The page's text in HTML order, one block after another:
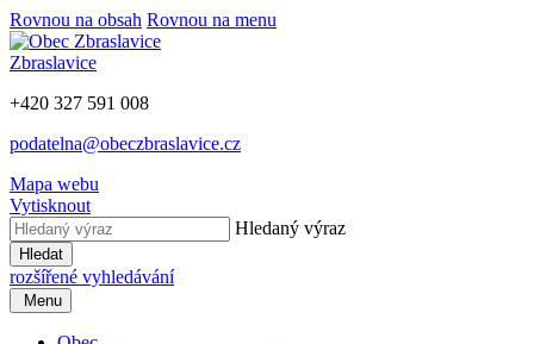
Rovnou na obsah Rovnou na menu
Zbraslavice
+420 327 591 008
podatelna@obeczbraslavice.cz
Mapa webu
Vytisknout
Hledaný výraz
Hledat
rozšířené vyhledávání
Menu